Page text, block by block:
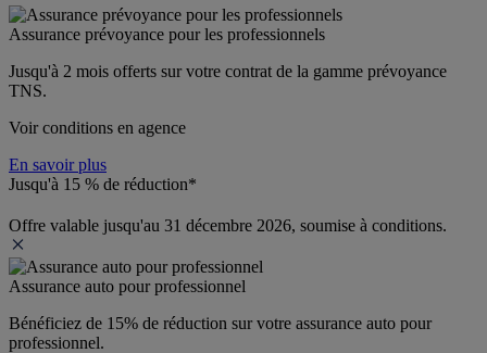
Assurance prévoyance pour les professionnels
Jusqu'à 2 mois offerts sur votre contrat de la gamme prévoyance
TNS.
Voir conditions en agence
En savoir plus
Jusqu'à 15 % de réduction*
Offre valable jusqu'au 31 décembre 2026, soumise à conditions.
Assurance auto pour professionnel
Bénéficiez de 15% de réduction sur votre assurance auto pour
professionnel.